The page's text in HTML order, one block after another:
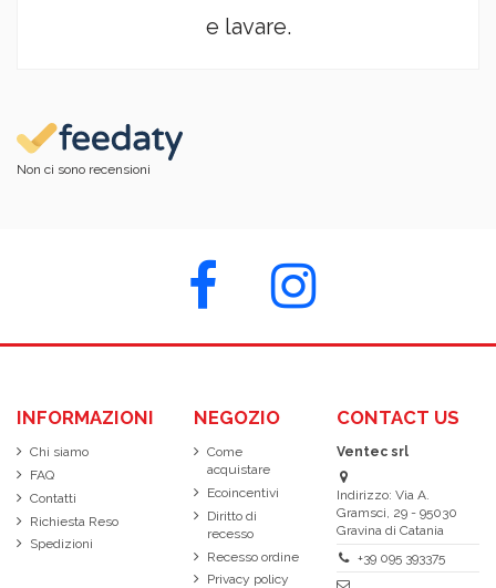
e lavare.
Non ci sono recensioni
INFORMAZIONI
Chi siamo
FAQ
Contatti
Richiesta Reso
Spedizioni
NEGOZIO
Come
acquistare
Ecoincentivi
Diritto di
recesso
Recesso ordine
Privacy policy
CONTACT US
Ventec srl
Indirizzo: Via A.
Gramsci, 29 - 95030
Gravina di Catania
+39 095 393375